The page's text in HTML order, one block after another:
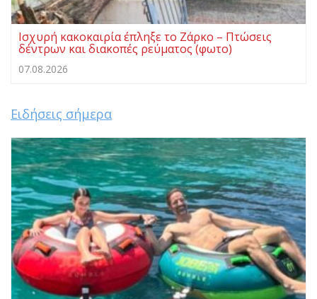
Ισχυρή κακοκαιρία έπληξε το Ζάρκο – Πτώσεις
δέντρων και διακοπές ρεύματος (φωτο)
07.08.2026
Ειδήσεις σήμερα